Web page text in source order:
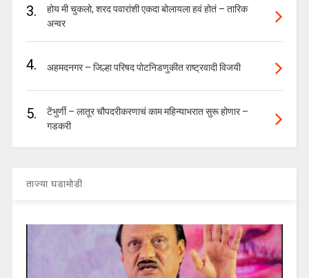
3.
होय मी चुकलो, शरद पवारांशी एकदा बोलायला हवं होतं – तारिक
अन्वर
4. अहमदनगर – जिल्हा परिषद पोटनिडणुकीत राष्ट्रवादी विजयी
5.
टेंभुर्णी – लातूर चौपदरीकरणाचं काम महिन्याभरात सुरू होणार –
गडकरी
ताज्या घडामोडी